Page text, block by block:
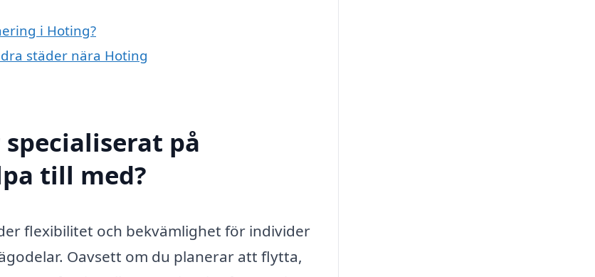
i Hoting?
städer nära Hoting
på
till med?
flexibilitet och bekvämlighet för individer
Oavsett om du planerar att flytta,